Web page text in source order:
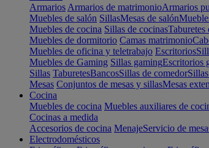
Armarios Armarios de matrimonioArmarios
Muebles de salón SillasMesas de salón
Muebles de cocina Sillas de cocinasTaburetes
Muebles de dormitorio Camas matrimonio
Muebles de oficina y teletrabajo Escritorios
Muebles de Gaming Sillas gamingEscritorios
Sillas TaburetesBancosSillas de comedor
Mesas Conjuntos de mesas y sillasMesas
Cocina
Muebles de cocina Muebles auxiliares de
Cocinas a medida
Accesorios de cocina MenajeServicio de mesa
Electrodomésticos